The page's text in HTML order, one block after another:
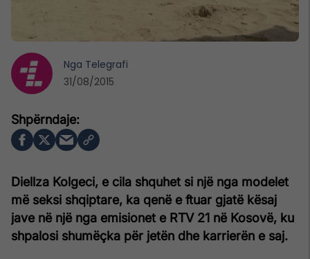
Diellza Kolgeci, e cila shquhet si një nga modelet
më seksi shqiptare, ka qenë e ftuar gjatë kësaj
jave në një nga emisionet e RTV 21 në Kosovë, ku
shpalosi shumëçka për jetën dhe karrierën e saj.
Nga Telegrafi
31/08/2015